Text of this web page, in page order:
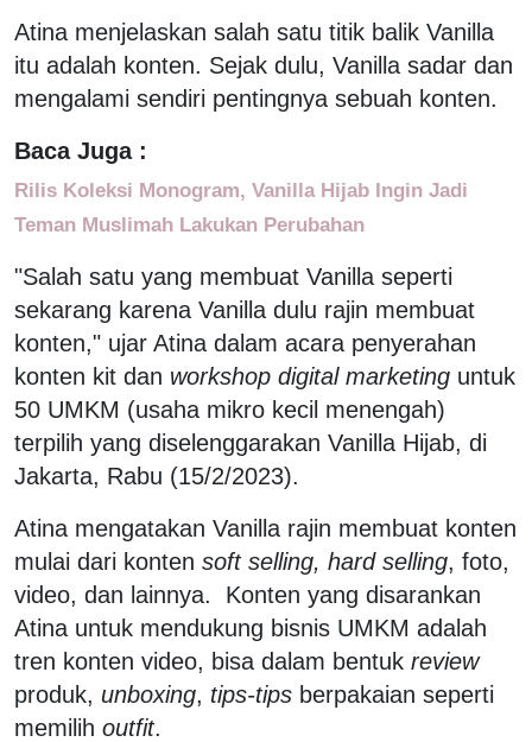
Atina menjelaskan salah satu titik balik Vanilla
itu adalah konten. Sejak dulu, Vanilla sadar dan
mengalami sendiri pentingnya sebuah konten.
Baca Juga :
Rilis Koleksi Monogram, Vanilla Hijab Ingin Jadi
Teman Muslimah Lakukan Perubahan
"Salah satu yang membuat Vanilla seperti
sekarang karena Vanilla dulu rajin membuat
konten," ujar Atina dalam acara penyerahan
konten kit dan workshop digital marketing untuk
50 UMKM (usaha mikro kecil menengah)
terpilih yang diselenggarakan Vanilla Hijab, di
Jakarta, Rabu (15/2/2023).
Atina mengatakan Vanilla rajin membuat konten
mulai dari konten soft selling, hard selling, foto,
video, dan lainnya. Konten yang disarankan
Atina untuk mendukung bisnis UMKM adalah
tren konten video, bisa dalam bentuk review
produk, unboxing, tips-tips berpakaian seperti
memilih outfit.